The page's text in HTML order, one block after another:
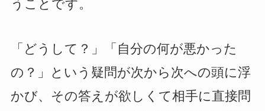
うことです。
「どうして？」「自分の何が悪かった
の？」という疑問が次から次への頭に浮
かび、その答えが欲しくて相手に直接問